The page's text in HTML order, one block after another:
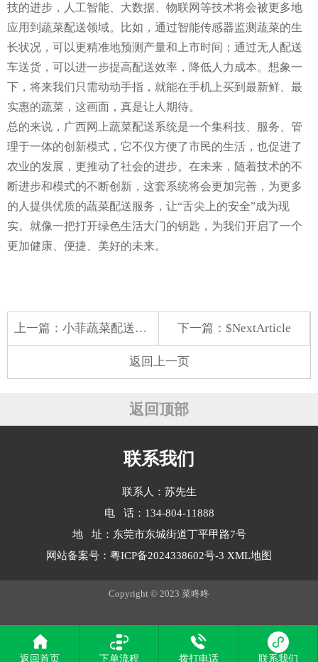
技的进步，人工智能、大数据、物联网等技术将会被更多地
应用到蔬菜配送领域。比如，通过智能传感器监测蔬菜的生
长状况，可以更精准地预测产量和上市时间；通过无人配送
车送货，可以进一步提高配送效率，降低人力成本。想象一
下，将来我们只需动动手指，就能在手机上买到最新鲜、最
实惠的蔬菜，这画面，真是让人期待。
总的来说，广西网上蔬菜配送系统是一个集科技、服务、管
理于一体的创新模式，它不仅方便了市民的生活，也促进了
农业的发展，更推动了社会的进步。在未来，随着技术的不
断进步和模式的不断创新，这套系统将会更加完善，为更多
的人提供优质的蔬菜配送服务，让“舌尖上的安全”成为现
实。就像一把打开绿色生活大门的钥匙，为我们开启了一个
更加健康、便捷、美好的未来。
上一篇： 小菲蔬菜配送业务 下一篇：$NextArticle
返回上一页
返回顶部
联系我们
联系人：苏先生
电 话：134-804-11888
地 址：东莞市东城街道丁平甲路7号
网站备案号： 粤ICP备2024338602号-3 XML地图
Copyright © 2023 菜咚咚
返回首页 下单流程 拨打电话 联系我们